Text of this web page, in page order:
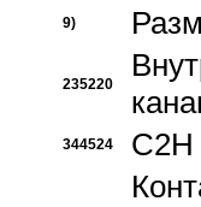
9)
235220
344524